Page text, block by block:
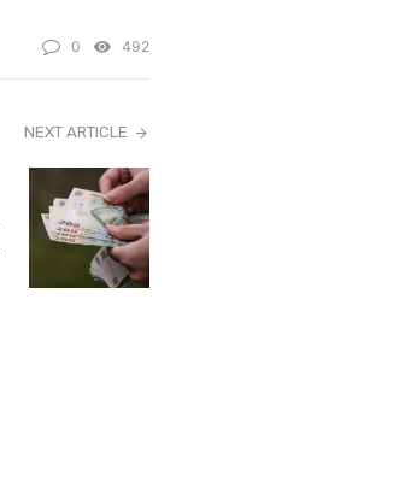
0 492
NEXT ARTICLE